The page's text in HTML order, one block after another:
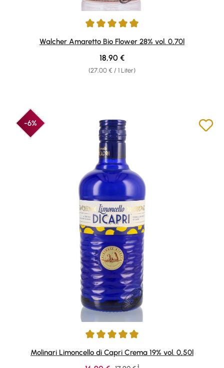
Durchschnittliche Bewertung von 4.91 von 5 Sternen
Walcher Amaretto Bio Flower 28% vol. 0,70l
(27,00 € / 1 Liter)
Regulärer Preis:
18,90 €
-6%
Durchschnittliche Bewertung von 5 von 5 Sternen
Molinari Limoncello di Capri Crema 19% vol. 0,50l
1